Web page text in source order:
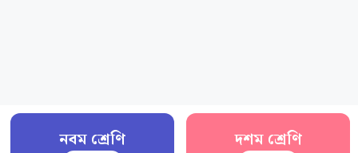
নবম শ্রেণি দশম শ্রেণি